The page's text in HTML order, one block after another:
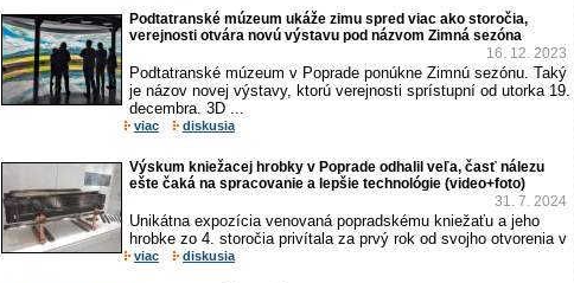
Podtatranské múzeum ukáže zimu spred viac ako storočia,
verejnosti otvára novú výstavu pod názvom Zimná sezóna
16. 12. 2023
Podtatranské múzeum v Poprade ponúkne Zimnú sezónu. Taký
je názov novej výstavy, ktorú verejnosti sprístupní od utorka 19.
decembra. 3D ...
viac diskusia
Výskum kniežacej hrobky v Poprade odhalil veľa, časť nálezu
ešte čaká na spracovanie a lepšie technológie (video+foto)
31. 7. 2024
Unikátna expozícia venovaná popradskému kniežaťu a jeho
hrobke zo 4. storočia privítala za prvý rok od svojho otvorenia v
viac diskusia